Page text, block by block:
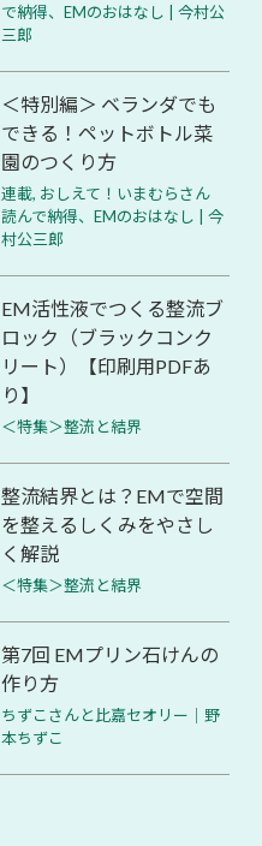
で納得、EMのおはなし | 今村公
三郎
＜特別編＞ ベランダでも
できる！ペットボトル菜
園のつくり方
連載, おしえて！いまむらさん
読んで納得、EMのおはなし | 今
村公三郎
EM活性液でつくる整流ブ
ロック（ブラックコンク
リート）【印刷用PDFあ
り】
＜特集＞整流と結界
整流結界とは？EMで空間
を整えるしくみをやさし
く解説
＜特集＞整流と結界
第7回 EMプリン石けんの
作り方
ちずこさんと比嘉セオリー│野
本ちずこ